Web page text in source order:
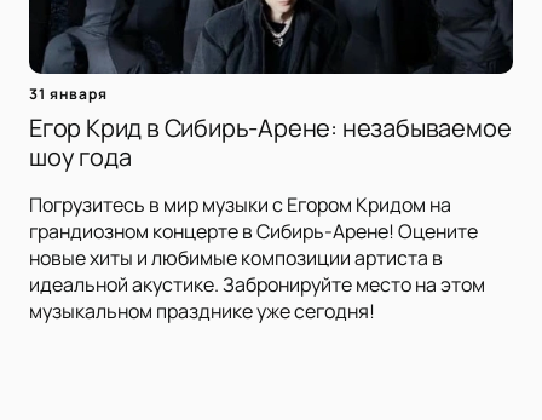
31 января
Егор Крид в Сибирь-Арене: незабываемое
шоу года
Погрузитесь в мир музыки с Егором Кридом на
грандиозном концерте в Сибирь-Арене! Оцените
новые хиты и любимые композиции артиста в
идеальной акустике. Забронируйте место на этом
музыкальном празднике уже сегодня!